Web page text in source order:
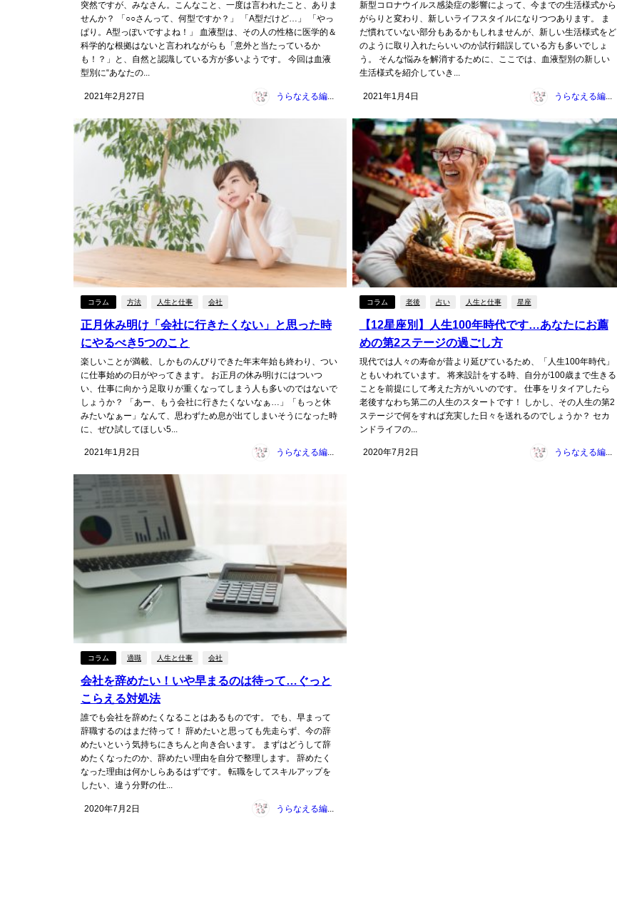
突然ですが、みなさん。こんなこと、一度は言われたこと、ありま
せんか？ 「○○さんって、何型ですか？」 「A型だけど…」 「やっ
ぱり。A型っぽいですよね！」 血液型は、その人の性格に医学的＆
科学的な根拠はないと言われながらも「意外と当たっているか
も！？」と、自然と認識している方が多いようです。 今回は血液
型別に“あなたの...
2021年2月27日 うらなえる編集部
新型コロナウイルス感染症の影響によって、今までの生活様式から
がらりと変わり、新しいライフスタイルになりつつあります。 ま
だ慣れていない部分もあるかもしれませんが、新しい生活様式をど
のように取り入れたらいいのか試行錯誤している方も多いでしょ
う。 そんな悩みを解消するために、ここでは、血液型別の新しい
生活様式を紹介していき...
2021年1月4日
コラム 方法 人生と仕事 会社
正月休み明け「会社に行きたくない」と思った時
にやるべき5つのこと
楽しいことが満載、しかものんびりできた年末年始も終わり、つい
に仕事始めの日がやってきます。 お正月の休み明けにはついつ
い、仕事に向かう足取りが重くなってしまう人も多いのではないで
しょうか？ 「あー、もう会社に行きたくないなぁ…」「もっと休
みたいなぁー」なんて、思わずため息が出てしまいそうになった時
に、ぜひ試してほしい5...
2021年1月2日 うらなえる編集部
コラム 老後 占い 人生と仕事 星座
【12星座別】人生100年時代です…あなたにお薦
めの第2ステージの過ごし方
現代では人々の寿命が昔より延びているため、「人生100年時代」
ともいわれています。 将来設計をする時、自分が100歳まで生きる
ことを前提にして考えた方がいいのです。 仕事をリタイアしたら
老後すなわち第二の人生のスタートです！ しかし、その人生の第2
ステージで何をすれば充実した日々を送れるのでしょうか？ セカ
ンドライフの...
2020年7月2日 うらなえる編集部
コラム 適職 人生と仕事 会社
会社を辞めたい！いや早まるのは待って…ぐっと
こらえる対処法
誰でも会社を辞めたくなることはあるものです。 でも、早まって
辞職するのはまだ待って！ 辞めたいと思っても先走らず、今の辞
めたいという気持ちにきちんと向き合います。 まずはどうして辞
めたくなったのか、辞めたい理由を自分で整理します。 辞めたく
なった理由は何かしらあるはずです。 転職をしてスキルアップを
したい、違う分野の仕...
2020年7月2日 うらなえる編集部